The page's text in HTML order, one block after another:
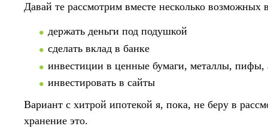
Давай те рассмотрим вместе несколько возможных
держать деньги под подушкой
сделать вклад в банке
инвестиции в ценные бумаги, металлы, пифы,
инвестировать в сайты
Вариант с хитрой ипотекой я, пока, не беру в
хранение это.